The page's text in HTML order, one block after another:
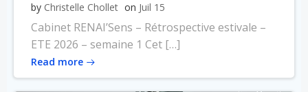
by Christelle Chollet on Juil 15
Cabinet RENAI’Sens – Rétrospective estivale –
ETE 2026 – semaine 1 Cet […]
Read more